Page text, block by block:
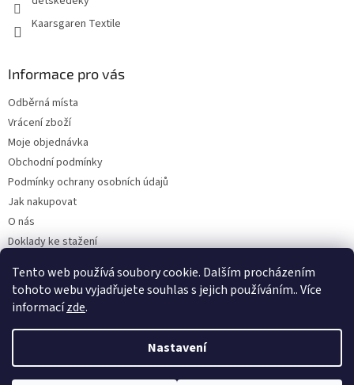
Tento web používá soubory cookie. Dalším procházením
tohoto webu vyjadřujete souhlas s jejich používáním.. Více
informacízde.
Nastavení
Kaarsgaren Textile
Informace pro vás
Odběrná místa
Vrácení zboží
Moje objednávka
Obchodní podmínky
Podmínky ochrany osobních údajů
Jak nakupovat
O nás
Doklady ke stažení
Velkoobchod
Vytvořil Shoptet